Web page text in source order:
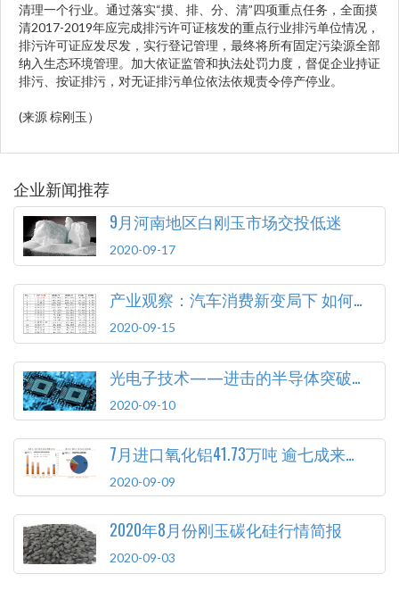
清理一个行业。通过落实“摸、排、分、清”四项重点任务，全面摸
清2017-2019年应完成排污许可证核发的重点行业排污单位情况，
排污许可证应发尽发，实行登记管理，最终将所有固定污染源全部
纳入生态环境管理。加大依证监管和执法处罚力度，督促企业持证
排污、按证排污，对无证排污单位依法依规责令停产停业。
(来源 棕刚玉）
企业新闻推荐
9月河南地区白刚玉市场交投低迷
2020-09-17
产业观察：汽车消费新变局下 如何顺应变化释放潜力
2020-09-15
光电子技术——进击的半导体突破口
2020-09-10
7月进口氧化铝41.73万吨 逾七成来自澳大利亚
2020-09-09
2020年8月份刚玉碳化硅行情简报
2020-09-03